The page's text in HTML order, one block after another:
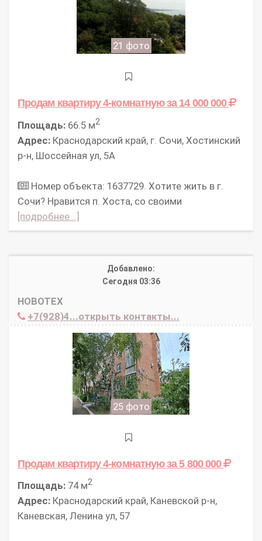
21 фото
Продам квартиру 4-комнатнуюза 14 000 000
Площадь: 66.5 м2
Адрес: Краснодарский край, г. Сочи, Хостинский
р-н, Шоссейная ул, 5А
Номер объекта: 1637729. Хотите жить в г.
Сочи? Нравится п. Хоста, со своими
[подробнее...]
Добавлено:
Сегодня 03:36
НОВОТЕХ
+7(928)4...открыть контакты...
25 фото
Продам квартиру 4-комнатнуюза 5 800 000
Площадь: 74 м2
Адрес: Краснодарский край, Каневской р-н,
Каневская, Ленина ул, 57